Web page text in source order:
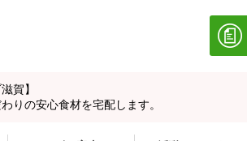
賀】
りの安心食材を宅配します。